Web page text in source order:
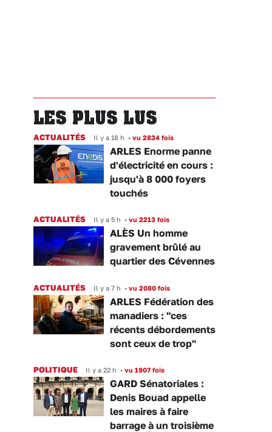
LES PLUS LUS
ACTUALITÉS Il y a 18 h • vu 2834 fois
ARLES Enorme panne
d'électricité en cours :
jusqu'à 8 000 foyers
touchés
ACTUALITÉS Il y a 5 h • vu 2213 fois
ALÈS Un homme
gravement brûlé au
quartier des Cévennes
ACTUALITÉS Il y a 7 h • vu 2080 fois
ARLES Fédération des
manadiers : "ces
récents débordements
sont ceux de trop"
POLITIQUE Il y a 22 h • vu 1907 fois
GARD Sénatoriales :
Denis Bouad appelle
les maires à faire
barrage à un troisième